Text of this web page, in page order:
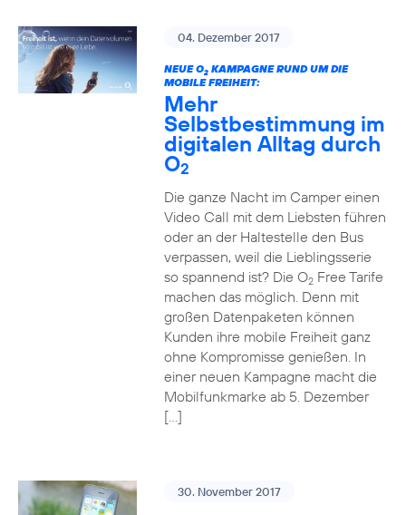
04. Dezember 2017
NEUE O2KAMPAGNE RUND UM DIE
MOBILE FREIHEIT:
Mehr
Selbstbestimmung im
digitalen Alltag durch
O2
Die ganze Nacht im Camper einen
Video Call mit dem Liebsten führen
oder an der Haltestelle den Bus
verpassen, weil die Lieblingsserie
so spannend ist? Die O2Free Tarife
machen das möglich. Denn mit
großen Datenpaketen können
Kunden ihre mobile Freiheit ganz
ohne Kompromisse genießen. In
einer neuen Kampagne macht die
Mobilfunkmarke ab 5. Dezember
[…]
30. November 2017